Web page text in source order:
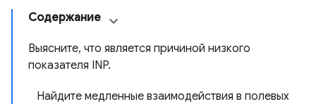
Содержание
Выясните, что является причиной низкого
показателя INP.
Найдите медленные взаимодействия в полевых